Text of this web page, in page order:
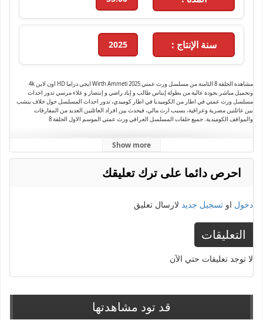
سنة الإنتاج : 2025
مشاهدة الحلقة 8 الثامنة من مسلسل ورث عمتي Wirth Ammeti 2025 ايجي دراما HD اون لاين 4k
وتحميل مباشر بجودة عالية من بطولة إيناس طالب و إياد راضي و إنتصار و علاء مرسي تدور احداث
مسلسل ورث عمتي في اطار من الكوميديا في اطار كوميدي، تدور احداث المسلسل حول خلاف ينشب
بين عائلتين مصرية وعراقية، بسبب ارث مالي، فيحدث بين افراد العائلتين العديد من المفارقات
والمواقف الكوميدية. جميع حلقات المسلسل العراقي ورث عمتي الموسم الاول الحلقة 8
Show more
احرص دائما على ترك تعليقك
دخول او تسجيل جديد لارسال تعليق
التعليقات
لا توجد تعليقات حتي الآن
قد تود مشاهدتها